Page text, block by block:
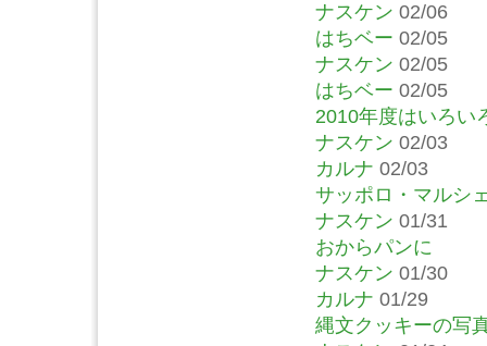
ナスケン 02/06
はちベー 02/05
ナスケン 02/05
はちベー 02/05
2010年度はいろい
ナスケン 02/03
カルナ 02/03
サッポロ・マルシ
ナスケン 01/31
おからパンに
ナスケン 01/30
カルナ 01/29
縄文クッキーの写